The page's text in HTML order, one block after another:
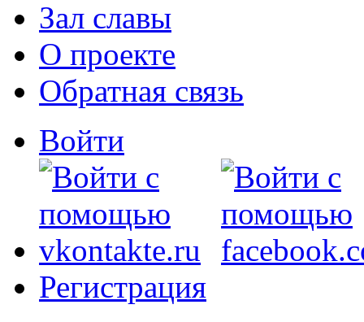
Зал славы
О проекте
Обратная связь
Войти
Регистрация